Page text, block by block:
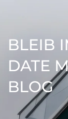
BLEIB
DATE
BLOG